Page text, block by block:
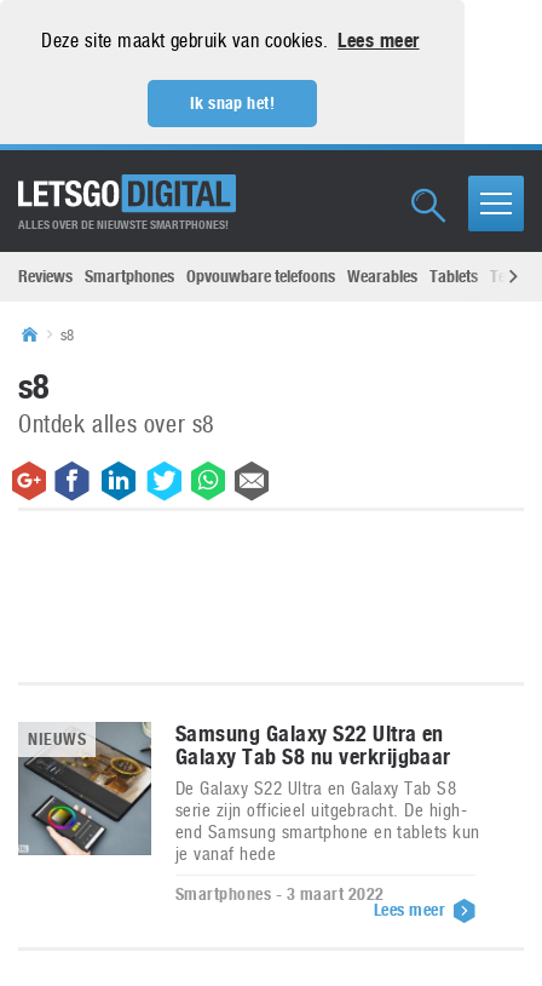
Deze site maakt gebruik van cookies. Lees meer
Ik snap het!
ALLES OVER DE NIEUWSTE SMARTPHONES!
Reviews Smartphones Opvouwbare telefoons Wearables Tablets
s8
s8
Ontdek alles over s8
NIEUWS
Samsung Galaxy S22 Ultra en
Galaxy Tab S8 nu verkrijgbaar
De Galaxy S22 Ultra en Galaxy Tab S8
serie zijn officieel uitgebracht. De high-
end Samsung smartphone en tablets kun
je vanaf hede
Smartphones - 3 maart 2022
Lees meer